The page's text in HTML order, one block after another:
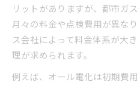
リットがありますが、都市ガ
月々の料金や点検費用が異な
ス会社によって料金体系が大
理が求められます。
例えば、オール電化は初期費